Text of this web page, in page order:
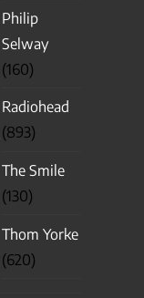
Philip
Selway
(160)
Radiohead
(893)
The Smile
(130)
Thom Yorke
(620)